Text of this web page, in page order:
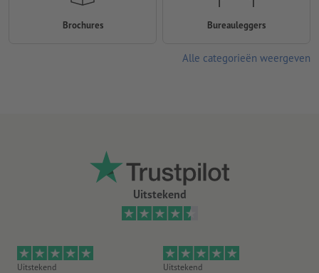
Uitstekend
Uitstekend Uitstekend
Brochures Bureauleggers
Alle categorieën weergeven